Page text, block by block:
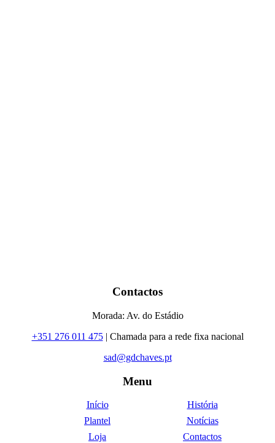
Contactos
Morada: Av. do Estádio
+351 276 011 475| Chamada para a rede fixa nacional
sad@gdchaves.pt
Menu
Início
História
Plantel
Notícias
Loja
Contactos